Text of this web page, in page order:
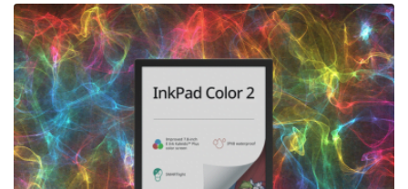
c
e
b
o
o
k
i
t
t
e
r